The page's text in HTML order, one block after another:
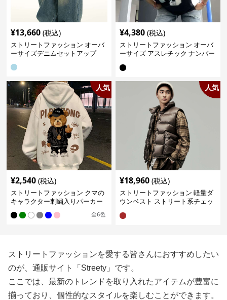
¥13,660 (税込)
ストリートファッション オーバ
ーサイズデニムセットアップ
¥4,380 (税込)
ストリートファッション オーバ
ーサイズ アスレチック ナンバー
人気
¥2,540 (税込)
ストリートファッション クマの
キャラクター刺繍入りパーカー
全6色
人気
¥18,960 (税込)
ストリートファッション 軽量ダ
ウンベスト ストリート系チェッ
ストリートファッションを愛する皆さんにおすすめしたい
のが、通販サイト「Streety」です。
ここでは、最新のトレンドを取り入れたアイテムが豊富に
揃っており、個性的なスタイルを楽しむことができます。